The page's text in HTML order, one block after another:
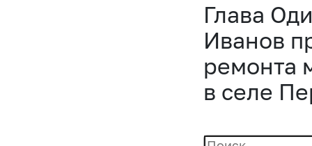
Глава
Иванов
ремонта
в селе